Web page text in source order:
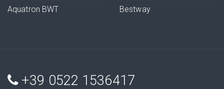
Aquatron BWT Bestway
+39 0522 1536417